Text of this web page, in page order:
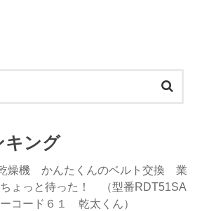
キング
乾燥機 かんたくんのベルト交換 業
ょっと待った！ （型番RDT51SA
ード６１ 乾太くん）